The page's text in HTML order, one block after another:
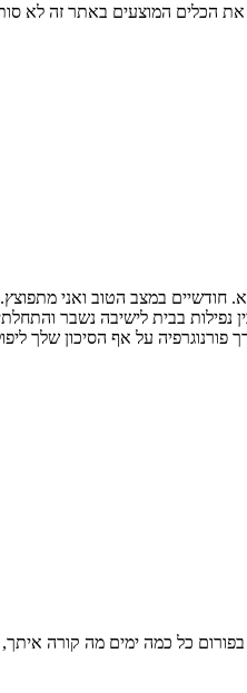
את הכלים המוצעים באתר זה לא
במצב הטוב ואני מתפוצץ..
בבית לישיבה נשבר
פורנוגרפיה על אף הסיכון שלך
כל כמה ימים מה קורה איתך,